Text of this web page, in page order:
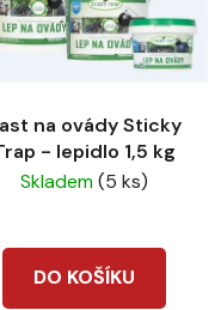
na ovády Sticky
- lepidlo 1,5 kg
Skladem(5 ks)
DO KOŠÍKU